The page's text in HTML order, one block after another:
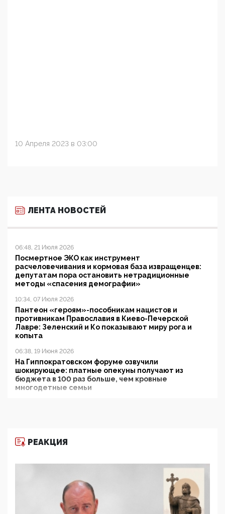
10 Апреля 2023 в 03:00
ЛЕНТА НОВОСТЕЙ
06:48, 21 Июля 2026
Посмертное ЭКО как инструмент
расчеловечивания и кормовая база извращенцев:
депутатам пора остановить нетрадиционные
методы «спасения демографии»
10:34, 07 Июля 2026
Пантеон «героям»-пособникам нацистов и
противникам Православия в Киево-Печерской
Лавре: Зеленский и Ко показывают миру рога и
копыта
06:38, 19 Июня 2026
На Гиппократовском форуме озвучили
шокирующее: платные опекуны получают из
бюджета в 100 раз больше, чем кровные
многодетные семьи
11:53, 09 Июня 2026
деятельность ИИТО ЮНЕСКО в России, но
цифроглобалисты продолжают определять
повестку в образовании
09:43, 01 Июня 2026
5G за счет здоровья граждан: Минцифры намерено
РЕАКЦИЯ